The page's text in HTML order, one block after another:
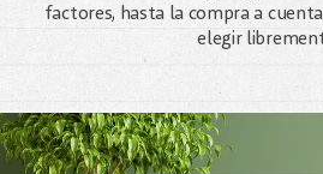
factores, hasta la compra a
elegir